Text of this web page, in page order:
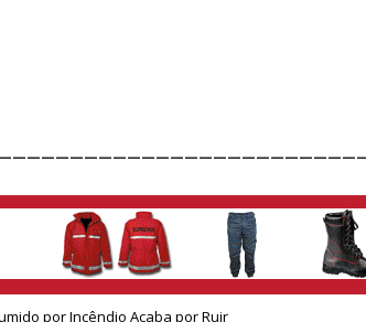
por Incêndio Acaba por Ruir